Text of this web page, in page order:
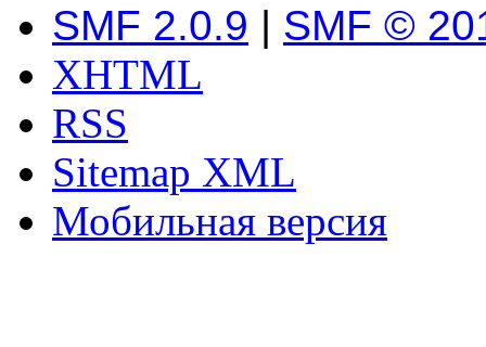
SMF 2.0.9 | SMF ©
XHTML
RSS
Sitemap XML
Мобильная версия